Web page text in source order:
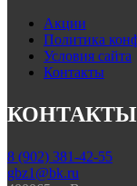
Акции
Политика
Условия сайта
Контакты
КОНТАКТЫ
8 (902) 381-42-55
gbz1@bk.ru